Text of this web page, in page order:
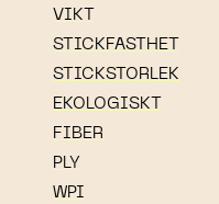
VIKT
STICKFASTHET
STICKSTORLEK
EKOLOGISKT
FIBER
PLY
WPI